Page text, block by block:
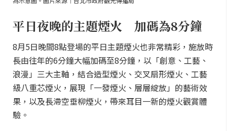
平日夜晚的主題煙火 加碼為8分鐘
8月5日晚間8點登場的平日主題煙火也非常精彩，施放時
長由往年的6分鐘大幅加碼至8分鐘，以「創意、工藝、
浪漫」三大主軸，結合造型煙火、交叉扇形煙火、工藝
級八重芯煙火，展現「一發煙火、層層綻放」的藝術效
果，以及長滯空垂柳煙火，帶來耳目一新的煙火觀賞體
驗。